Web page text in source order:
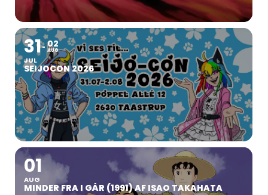
31
JUL
02
AUG
SEIJOCON 2026
01
AUG
MINDER FRA I GÅR (1991) AF ISAO TAKAHATA